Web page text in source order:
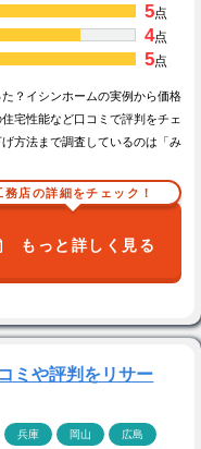
5点
4点
5点
？イシンホームの実例から価格
宅性能など口コミで評判をチェ
方法まで調査しているのは「み
務店の詳細をチェック！
もっと詳しく見る
ミや評判をリサー
兵庫 岡山 広島